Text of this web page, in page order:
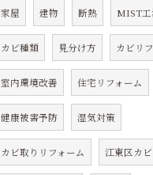
家屋 建物 断熱 MIST工
カビ種類 見分け方 カビリ
室内環境改善 住宅リフォーム
健康被害予防 湿気対策
カビ取りリフォーム 江東区カ